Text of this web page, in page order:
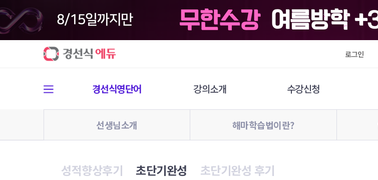
로그인
경선식영단어 강의소개 수강신청
선생님소개 해마학습법이란?
성적향상후기 초단기완성 초단기완성 후기